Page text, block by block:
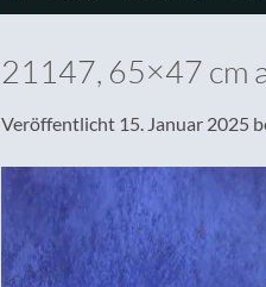
21147, 65×47 cm
Veröffentlicht 15. Januar 2025